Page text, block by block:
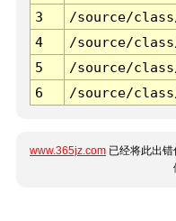
3 /source/
4
/source/
5
/source/
6
/source/
www.365jz.com 已经将此出